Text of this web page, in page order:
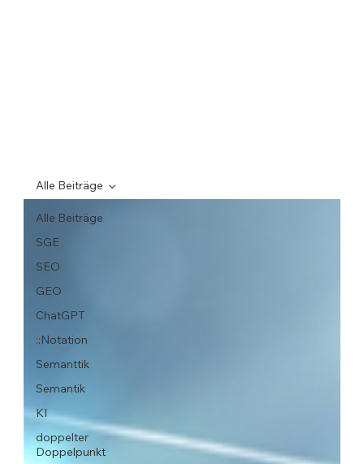
Alle Beiträge
SGE
SEO
GEO
ChatGPT
::Notation
Semanttik
Semantik
KI
doppelter
Doppelpunkt
Alle Beiträge